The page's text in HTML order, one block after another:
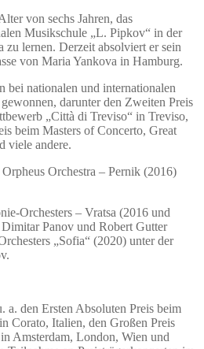
von sechs Jahren, das
Musikschule „L. Pipkov“ in der
lernen. Derzeit absolviert er sein
von Maria Yankova in Hamburg.
bei nationalen und internationalen
darunter den Zweiten Preis
„Città di Treviso“ in Treviso,
beim Masters of Concerto, Great
viele andere.
Orchestra – Pernik (2016)
Orchesters – Vratsa (2016 und
Panov und Robert Gutter
„Sofia“ (2020) unter der
a. den Ersten Absoluten Preis beim
Corato, Italien, den Großen Preis
Amsterdam, London, Wien und